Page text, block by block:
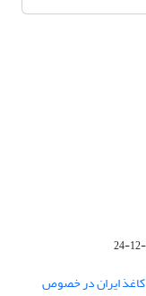
ایران در خصوص